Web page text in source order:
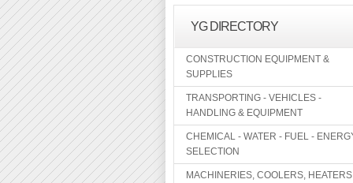
YG DIRECTORY
CONSTRUCTION EQUIPMENT &
SUPPLIES
TRANSPORTING - VEHICLES -
HANDLING & EQUIPMENT
CHEMICAL - WATER - FUEL -
SELECTION
MACHINERIES, COOLERS,